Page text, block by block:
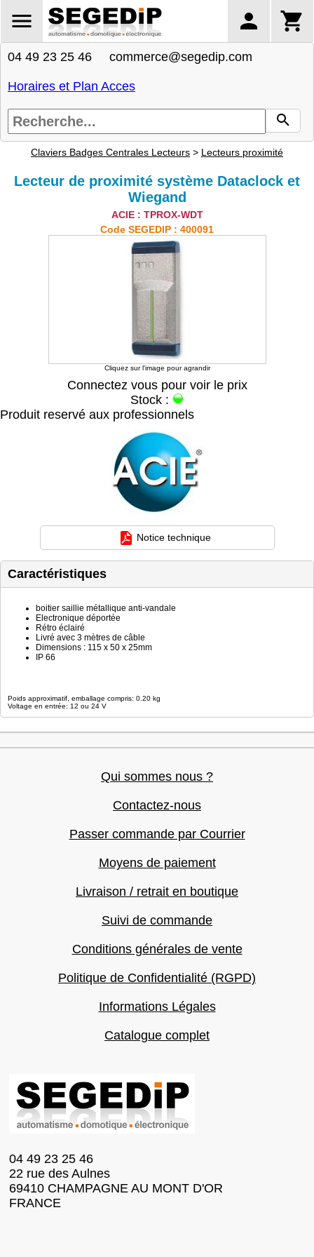
04 49 23 25 46 commerce@segedip.com
Horaires et Plan Acces
Claviers Badges Centrales Lecteurs > Lecteurs proximité
Lecteur de proximité système Dataclock et
Wiegand
ACIE : TPROX-WDT
Code SEGEDIP : 400091
Cliquez sur l'image pour agrandir
Connectez vous pour voir le prix
Stock :
Produit reservé aux professionnels
Notice technique
Caractéristiques
boitier saillie métallique anti-vandale
Electronique déportée
Rétro éclairé
Livré avec 3 mètres de câble
Dimensions : 115 x 50 x 25mm
IP 66
Poids approximatif, emballage compris: 0.20 kg
Voltage en entrée: 12 ou 24 V
Qui sommes nous ?
Contactez-nous
Passer commande par Courrier
Moyens de paiement
Livraison / retrait en boutique
Suivi de commande
Conditions générales de vente
Politique de Confidentialité (RGPD)
Informations Légales
Catalogue complet
04 49 23 25 46
22 rue des Aulnes
69410 CHAMPAGNE AU MONT D'OR
FRANCE